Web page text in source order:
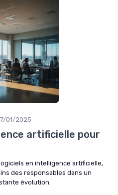
01/2025
artificielle pour
en intelligence artificielle,
des responsables dans un
évolution.